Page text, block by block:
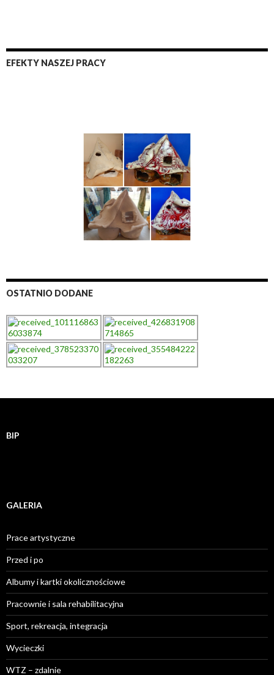
EFEKTY NASZEJ PRACY
OSTATNIO DODANE
BIP
GALERIA
Prace artystyczne
Przed i po
Albumy i kartki okolicznościowe
Pracownie i sala rehabilitacyjna
Sport, rekreacja, integracja
Wycieczki
WTZ – zdalnie